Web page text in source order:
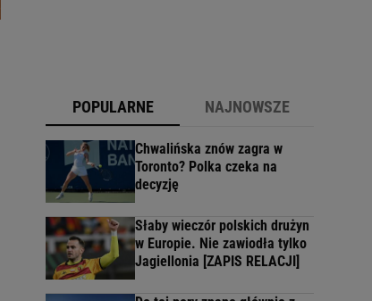
POPULARNE NAJNOWSZE
Chwalińska znów zagra w
Toronto? Polka czeka na
decyzję
Słaby wieczór polskich drużyn
w Europie. Nie zawiodła tylko
Jagiellonia [ZAPIS RELACJI]